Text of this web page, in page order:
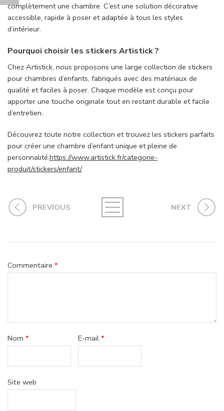
complètement une chambre. C’est une solution décorative
accessible, rapide à poser et adaptée à tous les styles
d’intérieur.
Pourquoi choisir les stickers Artistick ?
Chez Artistick, nous proposons une large collection de stickers
pour chambres d’enfants, fabriqués avec des matériaux de
qualité et faciles à poser. Chaque modèle est conçu pour
apporter une touche originale tout en restant durable et facile
d’entretien.
Découvrez toute notre collection et trouvez les stickers parfaits
pour créer une chambre d’enfant unique et pleine de
personnalité.https://www.artistick.fr/categorie-
produit/stickers/enfant/
PREVIOUS NEXT
Commentaire *
Nom * E-mail*
Site web